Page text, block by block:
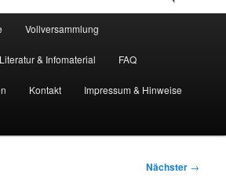
Vollversammlung
Literatur & Infomaterial FAQ
Kontakt Impressum & Hinweise
Nächster →